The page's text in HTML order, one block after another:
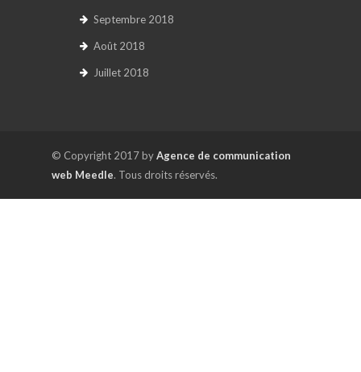
Septembre 2018
Août 2018
Juillet 2018
© Copyright 2017 byAgence de communication
web Meedle. Tous droits réservés.